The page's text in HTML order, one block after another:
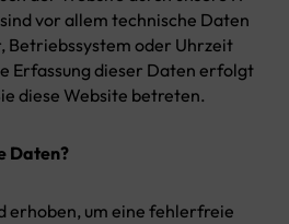
vor allem technische Daten
Betriebssystem oder Uhrzeit
Erfassung dieser Daten erfolgt
diese Website betreten.
Daten?
erhoben, um eine fehlerfreie